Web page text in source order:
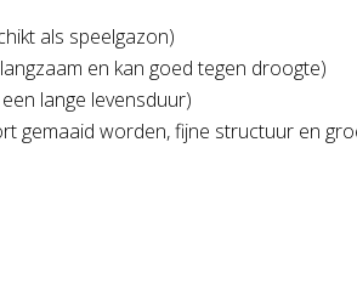
als speelgazon)
en kan goed tegen droogte)
lange levensduur)
gemaaid worden, fijne structuur en